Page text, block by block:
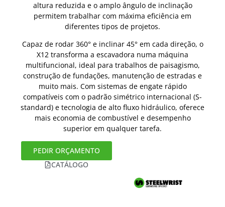
altura reduzida e o amplo ângulo de inclinação
permitem trabalhar com máxima eficiência em
diferentes tipos de projetos.
Capaz de rodar 360° e inclinar 45° em cada direção, o
X12 transforma a escavadora numa máquina
multifuncional, ideal para trabalhos de paisagismo,
construção de fundações, manutenção de estradas e
muito mais. Com sistemas de engate rápido
compatíveis com o padrão simétrico internacional (S-
standard) e tecnologia de alto fluxo hidráulico, oferece
mais economia de combustível e desempenho
superior em qualquer tarefa.
PEDIR ORÇAMENTO
CATÁLOGO